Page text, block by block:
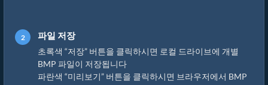
파일 저장
초록색 “저장” 버튼을 클릭하시면 로컬 드라이브에 개별
BMP 파일이 저장됩니다
파란색 “미리보기” 버튼을 클릭하시면 브라우저에서 BMP